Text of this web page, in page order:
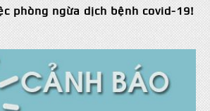
phòng ngừa dịch bệnh covid-19!